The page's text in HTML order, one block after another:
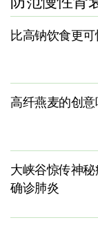
比高钠饮食更
高纤燕麦的创
大峡谷惊传神秘
确诊肺炎